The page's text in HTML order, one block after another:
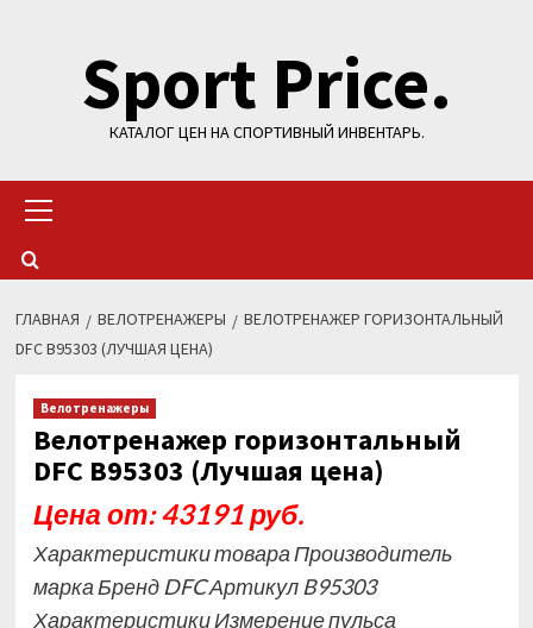
содержимомуSport Price.
КАТАЛОГ ЦЕН НА СПОРТИВНЫЙ ИНВЕНТАРЬ.
меню
ГЛАВНАЯ ВЕЛОТРЕНАЖЕРЫ
ВЕЛОТРЕНАЖЕР ГОРИЗОНТАЛЬНЫЙ
DFC B95303 (ЛУЧШАЯ ЦЕНА)
Велотренажеры
Велотренажер горизонтальный
DFC B95303 (Лучшая цена)
Цена от: 43191 руб.
Характеристики товара Производитель
марка Бренд DFC Артикул B95303
Характеристики Измерение пульса